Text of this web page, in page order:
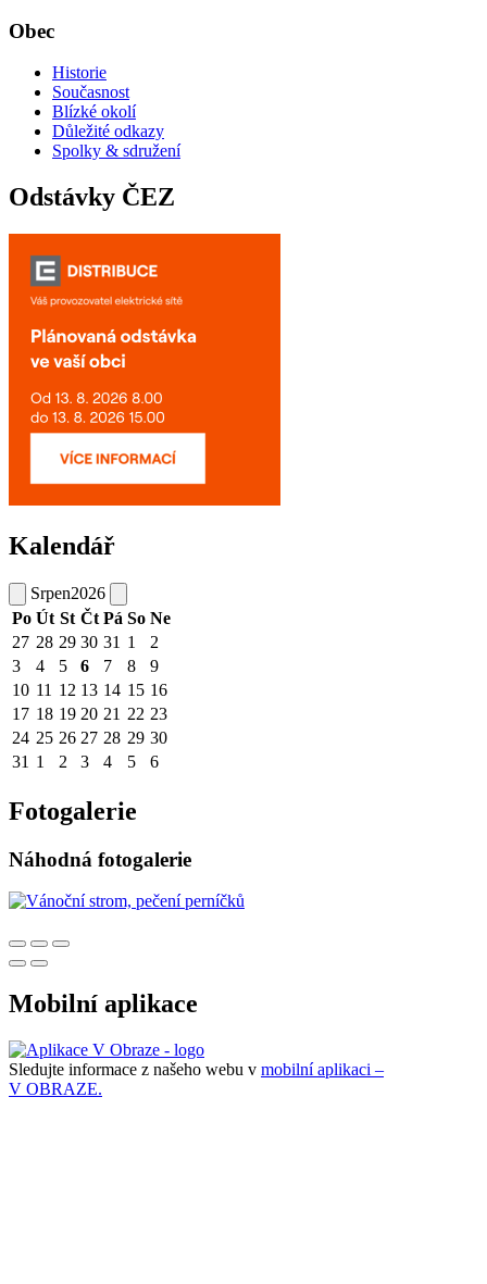
Obec
Historie
Současnost
Blízké okolí
Důležité odkazy
Spolky & sdružení
Odstávky ČEZ
Kalendář
Srpen2026
Po Út St Čt Pá So Ne
27 28 29 30 31 1
2
3
4 5 6 7 8
9
10 11 12 13 14 15 16
17 18 19 20 21 22 23
24 25 26 27 28 29 30
31 1 2 3 4 5 6
Fotogalerie
Náhodná fotogalerie
Mobilní aplikace
Sledujte informace z našeho webu v mobilní aplikaci –
V OBRAZE.